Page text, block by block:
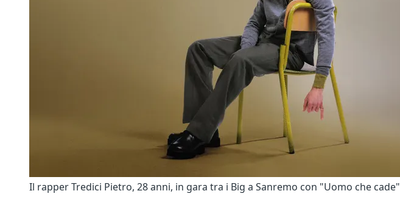
Il rapper Tredici Pietro, 28 anni, in gara tra i Big a Sanremo con "Uomo che cade"